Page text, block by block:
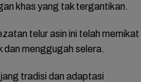
khas yang tak tergantikan.
telur asin ini telah memikat
dan menggugah selera.
tradisi dan adaptasi